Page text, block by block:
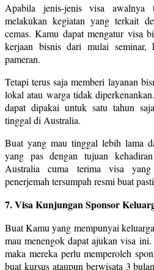
Apabila jenis-jenis visa
melakukan kegiatan yang terkait
cemas. Kamu dapat mengatur visa
kerjaan bisnis dari mulai seminar,
pameran.
Tetapi terus saja memberi layanan
lokal atau warga tidak
dapat dipakai untuk satu tahun
tinggal di Australia.
Buat yang mau tinggal lebih lama
yang pas dengan tujuan
Australia cuma terima visa
penerjemah tersumpah resmi buat
7. Visa Kunjungan Sponsor
Buat Kamu yang mempunyai
mau menengok dapat ajukan visa
maka mereka perlu memperoleh
buat kursus ataupun berwisata 3